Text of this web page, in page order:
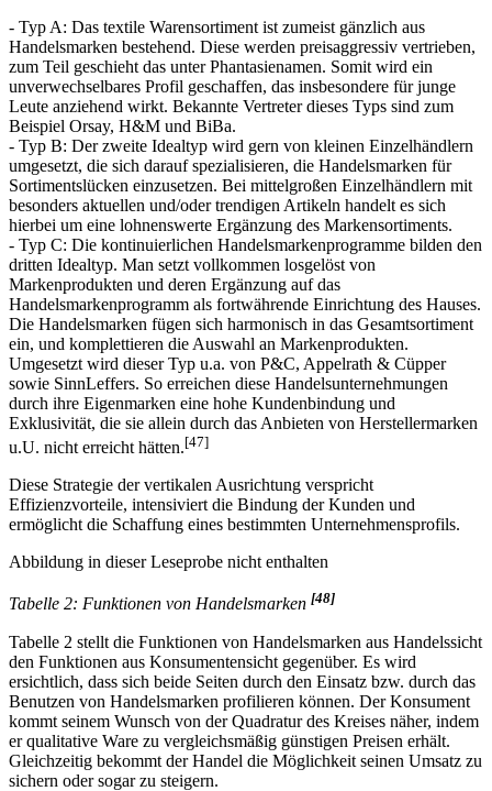
- Typ A: Das textile Warensortiment ist zumeist gänzlich aus
Handelsmarken bestehend. Diese werden preisaggressiv vertrieben,
zum Teil geschieht das unter Phantasienamen. Somit wird ein
unverwechselbares Profil geschaffen, das insbesondere für junge
Leute anziehend wirkt. Bekannte Vertreter dieses Typs sind zum
Beispiel Orsay, H&M und BiBa.
- Typ B: Der zweite Idealtyp wird gern von kleinen Einzelhändlern
umgesetzt, die sich darauf spezialisieren, die Handelsmarken für
Sortimentslücken einzusetzen. Bei mittelgroßen Einzelhändlern mit
besonders aktuellen und/oder trendigen Artikeln handelt es sich
hierbei um eine lohnenswerte Ergänzung des Markensortiments.
- Typ C: Die kontinuierlichen Handelsmarkenprogramme bilden den
dritten Idealtyp. Man setzt vollkommen losgelöst von
Markenprodukten und deren Ergänzung auf das
Handelsmarkenprogramm als fortwährende Einrichtung des Hauses.
Die Handelsmarken fügen sich harmonisch in das Gesamtsortiment
ein, und komplettieren die Auswahl an Markenprodukten.
Umgesetzt wird dieser Typ u.a. von P&C, Appelrath & Cüpper
sowie SinnLeffers. So erreichen diese Handelsunternehmungen
durch ihre Eigenmarken eine hohe Kundenbindung und
Exklusivität, die sie allein durch das Anbieten von Herstellermarken
u.U. nicht erreicht hätten.[47]
Diese Strategie der vertikalen Ausrichtung verspricht
Effizienzvorteile, intensiviert die Bindung der Kunden und
ermöglicht die Schaffung eines bestimmten Unternehmensprofils.
Abbildung in dieser Leseprobe nicht enthalten
Tabelle 2: Funktionen von Handelsmarken [48]
Tabelle 2 stellt die Funktionen von Handelsmarken aus Handelssicht
den Funktionen aus Konsumentensicht gegenüber. Es wird
ersichtlich, dass sich beide Seiten durch den Einsatz bzw. durch das
Benutzen von Handelsmarken profilieren können. Der Konsument
kommt seinem Wunsch von der Quadratur des Kreises näher, indem
er qualitative Ware zu vergleichsmäßig günstigen Preisen erhält.
Gleichzeitig bekommt der Handel die Möglichkeit seinen Umsatz zu
sichern oder sogar zu steigern.